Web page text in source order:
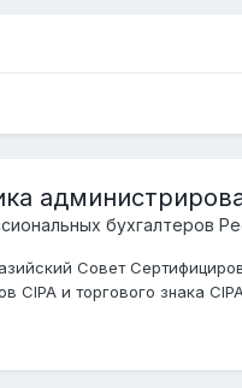
бухгалтеров
Совет
и торгового знака